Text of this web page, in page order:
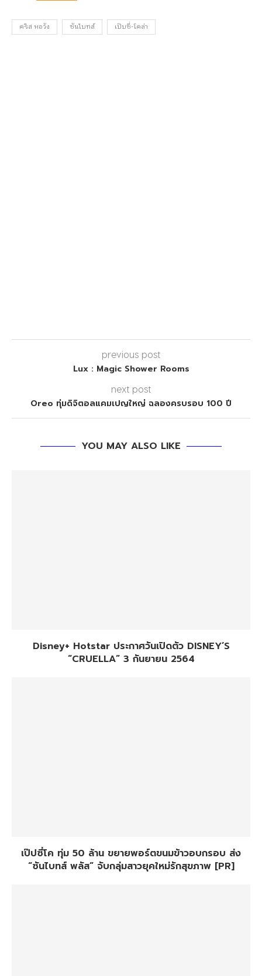
คริส หอวัง ซันไบทส์ เป๊บซี่-โคล่า
previous post
Lux : Magic Shower Rooms
next post
Oreo ทุ่มดิจิตอลแคมเปญใหญ่ ฉลองครบรอบ 100 ปี
YOU MAY ALSO LIKE
Disney+ Hotstar ประกาศวันเปิดตัว DISNEY’S
“CRUELLA” 3 กันยายน 2564
เป๊ปซี่โค ทุ่ม 50 ล้าน ขยายพอร์ตขนมข้าวอบกรอบ ส่ง
“ซันไบทส์ พลัส” จับกลุ่มสาวยุคใหม่รักสุขภาพ [PR]